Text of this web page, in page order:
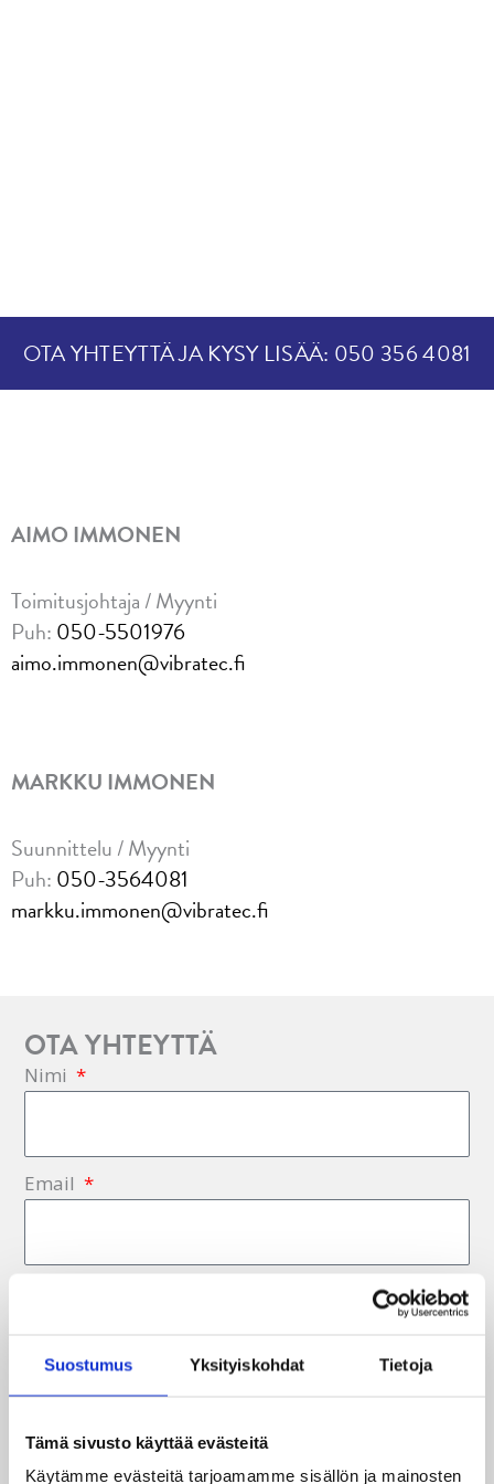
Suostumus Yksityiskohdat Tietoja
Tämä sivusto käyttää evästeitä
Käytämme evästeitä tarjoamamme sisällön ja mainosten
OTA YHTEYTTÄ JA KYSY LISÄÄ: 050 356 4081
AIMO IMMONEN
Toimitusjohtaja / Myynti
Puh: 050-5501976
aimo.immonen@vibratec.fi
MARKKU IMMONEN
Suunnittelu / Myynti
Puh: 050-3564081
markku.immonen@vibratec.fi
OTA YHTEYTTÄ
Nimi
Email